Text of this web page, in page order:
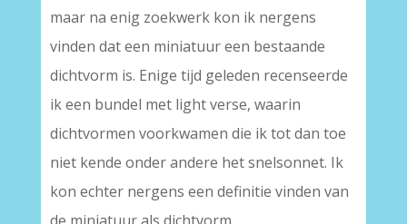
maar na enig zoekwerk kon ik nergens
vinden dat een miniatuur een bestaande
dichtvorm is. Enige tijd geleden recenseerde
ik een bundel met light verse, waarin
dichtvormen voorkwamen die ik tot dan toe
niet kende onder andere het snelsonnet. Ik
kon echter nergens een definitie vinden van